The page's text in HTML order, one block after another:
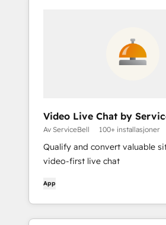
Video Live Chat by
Av ServiceBell 100+ installasjoner
Qualify and convert valuable
video-first live chat
App